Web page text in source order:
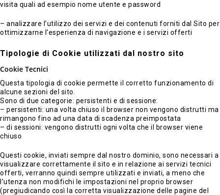
visita quali ad esempio nome utente e password
– analizzare l’utilizzo dei servizi e dei contenuti forniti dal Sito per
ottimizzarne l’esperienza di navigazione e i servizi offerti
Tipologie di Cookie utilizzati dal nostro sito
Cookie Tecnici
Questa tipologia di cookie permette il corretto funzionamento di
alcune sezioni del sito.
Sono di due categorie: persistenti e di sessione:
– persistenti: una volta chiuso il browser non vengono distrutti ma
rimangono fino ad una data di scadenza preimpostata
– di sessioni: vengono distrutti ogni volta che il browser viene
chiuso
Questi cookie, inviati sempre dal nostro dominio, sono necessari a
visualizzare correttamente il sito e in relazione ai servizi tecnici
offerti, verranno quindi sempre utilizzati e inviati, a meno che
l’utenza non modifichi le impostazioni nel proprio browser
(pregiudicando così la corretta visualizzazione delle pagine del